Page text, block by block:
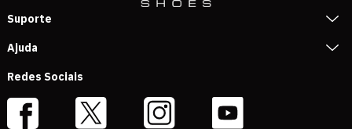
Suporte
Ajuda
Redes Sociais